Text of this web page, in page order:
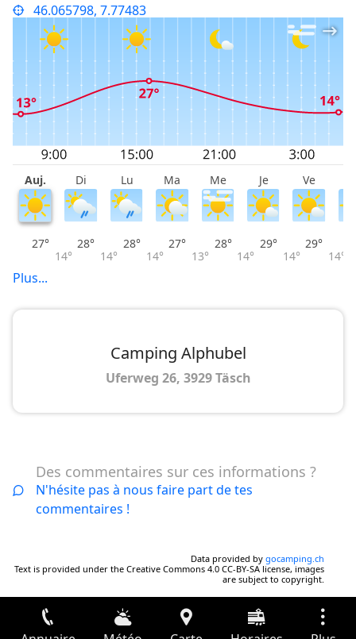
46.065798, 7.77483
Auj. Di Lu Ma Me Je Ve
27°
14°
28°
14°
28°
14°
27°
13°
28°
14°
29°
14°
29°
14°
Plus...
Camping Alphubel
Uferweg 26, 3929 Täsch
Des commentaires sur ces informations ?
N'hésite pas à nous faire part de tes
commentaires !
Data provided by gocamping.ch
Text is provided under the Creative Commons 4.0 CC-BY-SA license, images
are subject to copyright.